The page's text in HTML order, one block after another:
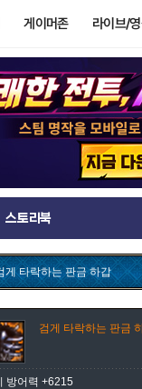
게이머존 라이브/
스토리북
게 타락하는 판금 하갑
검게 타락하는 판금
방어력 +6215